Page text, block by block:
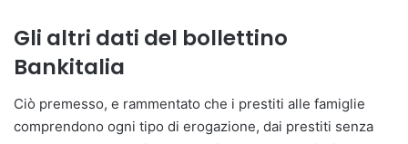
Gli altri dati del bollettino
Bankitalia
Ciò premesso, e rammentato che i prestiti alle famiglie
comprendono ogni tipo di erogazione, dai prestiti senza